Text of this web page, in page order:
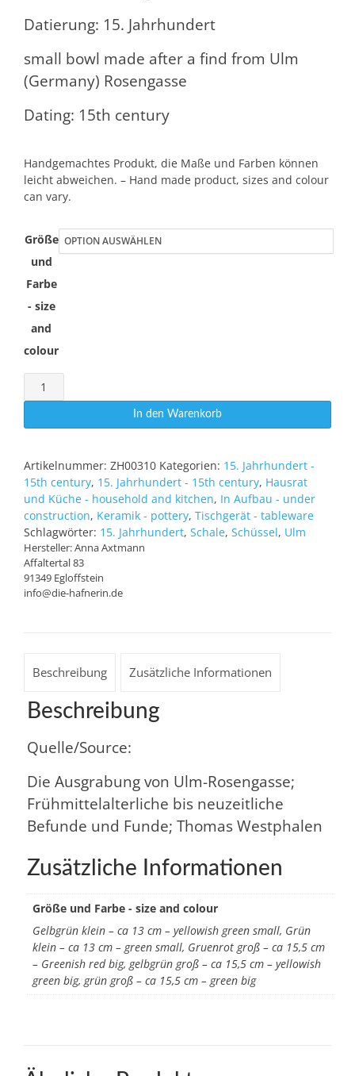
Datierung: 15. Jahrhundert
small bowl made after a find from Ulm
(Germany) Rosengasse
Dating: 15th century
Handgemachtes Produkt, die Maße und Farben können
leicht abweichen. – Hand made product, sizes and colour
can vary.
Größe
und
Farbe
- size
and
colour
Schuesselchen
Ulm
Rosengasse
In den Warenkorb
Artikelnummer: ZH00310 Kategorien: 15. Jahrhundert -
15th century, 15. Jahrhundert - 15th century, Hausrat
und Küche - household and kitchen, In Aufbau - under
construction, Keramik - pottery, Tischgerät - tableware
Schlagwörter: 15. Jahrhundert, Schale, Schüssel, Ulm
Hersteller:Anna Axtmann
Affaltertal 83
91349 Egloffstein
info@die-hafnerin.de
Beschreibung Zusätzliche Informationen
Beschreibung
Quelle/Source:
Die Ausgrabung von Ulm-Rosengasse;
Frühmittelalterliche bis neuzeitliche
Befunde und Funde; Thomas Westphalen
Zusätzliche Informationen
Größe und Farbe - size and colour
Gelbgrün klein – ca 13 cm – yellowish green small, Grün
klein – ca 13 cm – green small, Gruenrot groß – ca 15,5 cm
– Greenish red big, gelbgrün groß – ca 15,5 cm – yellowish
green big, grün groß – ca 15,5 cm – green big